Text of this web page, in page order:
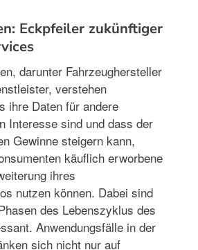
Eckpfeiler zukünftiger
darunter Fahrzeughersteller
verstehen
ihre Daten für andere
Interesse sind und dass der
Gewinne steigern kann,
käuflich erworbene
ihres
nutzen können. Dabei sind
des Lebenszyklus des
Anwendungsfälle in der
sich nicht nur auf